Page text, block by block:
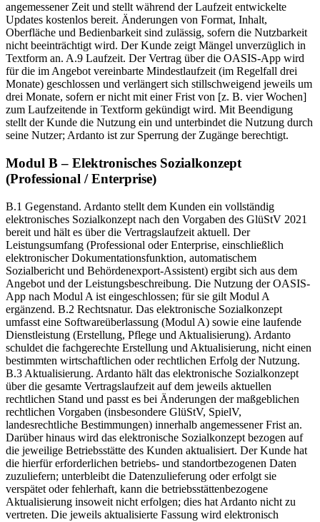
angemessener Zeit und stellt während der Laufzeit entwickelte
Updates kostenlos bereit. Änderungen von Format, Inhalt,
Oberfläche und Bedienbarkeit sind zulässig, sofern die Nutzbarkeit
nicht beeinträchtigt wird. Der Kunde zeigt Mängel unverzüglich in
Textform an. A.9 Laufzeit. Der Vertrag über die OASIS-App wird
für die im Angebot vereinbarte Mindestlaufzeit (im Regelfall drei
Monate) geschlossen und verlängert sich stillschweigend jeweils um
drei Monate, sofern er nicht mit einer Frist von [z. B. vier Wochen]
zum Laufzeitende in Textform gekündigt wird. Mit Beendigung
stellt der Kunde die Nutzung ein und unterbindet die Nutzung durch
seine Nutzer; Ardanto ist zur Sperrung der Zugänge berechtigt.
Modul B – Elektronisches Sozialkonzept
(Professional / Enterprise)
B.1 Gegenstand. Ardanto stellt dem Kunden ein vollständig
elektronisches Sozialkonzept nach den Vorgaben des GlüStV 2021
bereit und hält es über die Vertragslaufzeit aktuell. Der
Leistungsumfang (Professional oder Enterprise, einschließlich
elektronischer Dokumentationsfunktion, automatischem
Sozialbericht und Behördenexport-Assistent) ergibt sich aus dem
Angebot und der Leistungsbeschreibung. Die Nutzung der OASIS-
App nach Modul A ist eingeschlossen; für sie gilt Modul A
ergänzend. B.2 Rechtsnatur. Das elektronische Sozialkonzept
umfasst eine Softwareüberlassung (Modul A) sowie eine laufende
Dienstleistung (Erstellung, Pflege und Aktualisierung). Ardanto
schuldet die fachgerechte Erstellung und Aktualisierung, nicht einen
bestimmten wirtschaftlichen oder rechtlichen Erfolg der Nutzung.
B.3 Aktualisierung. Ardanto hält das elektronische Sozialkonzept
über die gesamte Vertragslaufzeit auf dem jeweils aktuellen
rechtlichen Stand und passt es bei Änderungen der maßgeblichen
rechtlichen Vorgaben (insbesondere GlüStV, SpielV,
landesrechtliche Bestimmungen) innerhalb angemessener Frist an.
Darüber hinaus wird das elektronische Sozialkonzept bezogen auf
die jeweilige Betriebsstätte des Kunden aktualisiert. Der Kunde hat
die hierfür erforderlichen betriebs- und standortbezogenen Daten
zuzuliefern; unterbleibt die Datenzulieferung oder erfolgt sie
verspätet oder fehlerhaft, kann die betriebsstättenbezogene
Aktualisierung insoweit nicht erfolgen; dies hat Ardanto nicht zu
vertreten. Die jeweils aktualisierte Fassung wird elektronisch